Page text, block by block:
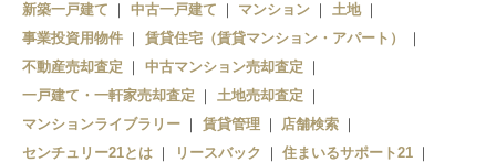
代々木上原
新築一戸建て 中古一戸建て マンション
土地
事業投資用物件
賃貸住宅（賃貸マンション・アパート）
不動産売却査定
中古マンション売却査定
一戸建て・一軒家売却査定
土地売却査定
マンションライブラリー
賃貸管理
店舗検索
センチュリー21とは
リースバック
住まいるサポート21